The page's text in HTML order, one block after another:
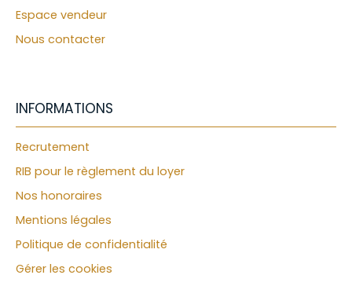
Espace vendeur
Nous contacter
INFORMATIONS
Recrutement
RIB pour le règlement du loyer
Nos honoraires
Mentions légales
Politique de confidentialité
Gérer les cookies